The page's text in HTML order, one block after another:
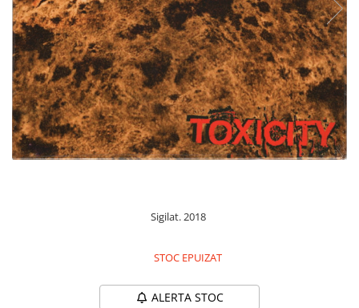
Viniluri Românești
Colecția Electrecord
Sigilat. 2018
STOC EPUIZAT
ALERTA STOC